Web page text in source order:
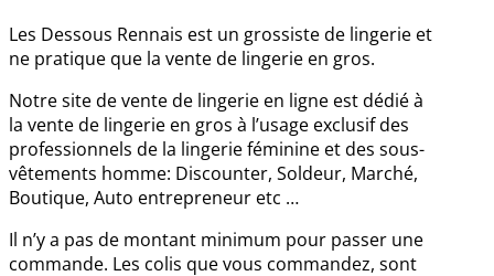
Les Dessous Rennais est un grossiste de lingerie et
ne pratique que la vente de lingerie en gros.
Notre site de vente de lingerie en ligne est dédié à
la vente de lingerie en gros à l’usage exclusif des
professionnels de la lingerie féminine et des sous-
vêtements homme: Discounter, Soldeur, Marché,
Boutique, Auto entrepreneur etc …
Il n’y a pas de montant minimum pour passer une
commande. Les colis que vous commandez, sont